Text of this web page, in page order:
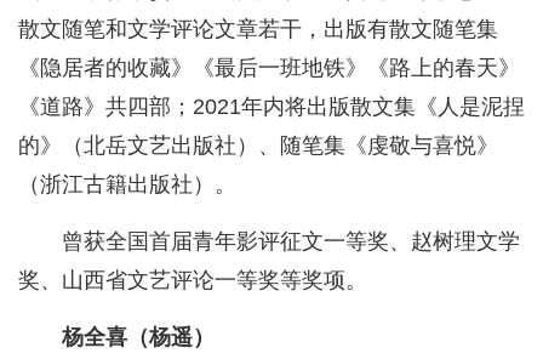
散文随笔和文学评论文章若干，出版有散文随笔集
《隐居者的收藏》《最后一班地铁》《路上的春天》
《道路》共四部；2021年内将出版散文集《人是泥捏
的》（北岳文艺出版社）、随笔集《虔敬与喜悦》
（浙江古籍出版社）。
曾获全国首届青年影评征文一等奖、赵树理文学
奖、山西省文艺评论一等奖等奖项。
杨全喜（杨遥）